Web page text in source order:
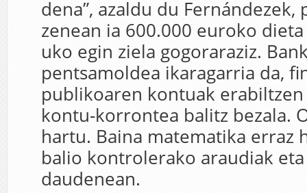
dena”, azaldu du Fernándezek,
zenean ia 600.000 euroko
uko egin ziela gogoraraziz.
pentsamoldea ikaragarria da,
publikoaren kontuak
kontu-korrontea balitz bezala.
hartu. Baina matematika erraz
balio kontrolerako araudiak
daudenean.